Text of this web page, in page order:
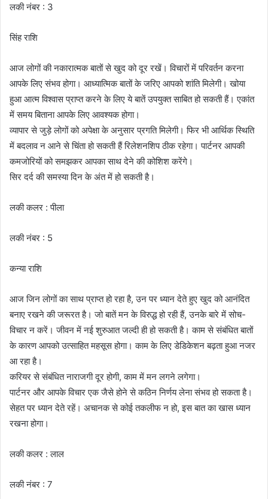
लकी नंबर : 3
सिंह राशि
आज लोगों की नकारात्मक बातों से खुद को दूर रखें। विचारों में परिवर्तन करना
आपके लिए संभव होगा। आध्यात्मिक बातों के जरिए आपको शांति मिलेगी। खोया
हुआ आत्म विश्वास प्राप्त करने के लिए ये बातें उपयुक्त साबित हो सकती हैं। एकांत
में समय बिताना आपके लिए आवश्यक होगा।
व्यापार से जुड़े लोगों को अपेक्षा के अनुसार प्रगति मिलेगी। फिर भी आर्थिक स्थिति
में बदलाव न आने से चिंता हो सकती हैं रिलेशनशिप ठीक रहेगा। पार्टनर आपकी
कमजोरियों को समझकर आपका साथ देने की कोशिश करेंगे।
सिर दर्द की समस्या दिन के अंत में हो सकती है।
लकी कलर : पीला
लकी नंबर : 5
कन्या राशि
आज जिन लोगों का साथ प्राप्त हो रहा है, उन पर ध्यान देते हुए खुद को आनंदित
बनाए रखने की जरूरत है। जो बातें मन के विरुद्ध हो रही हैं, उनके बारे में सोच-
विचार न करें। जीवन में नई शुरुआत जल्दी ही हो सकती है। काम से संबंधित बातों
के कारण आपको उत्साहित महसूस होगा। काम के लिए डेडिकेशन बढ़ता हुआ नजर
आ रहा है।
करियर से संबंधित नाराजगी दूर होगी, काम में मन लगने लगेगा।
पार्टनर और आपके विचार एक जैसे होने से कठिन निर्णय लेना संभव हो सकता है।
सेहत पर ध्यान देते रहें। अचानक से कोई तकलीफ न हो, इस बात का खास ध्यान
रखना होगा।
लकी कलर : लाल
लकी नंबर : 7